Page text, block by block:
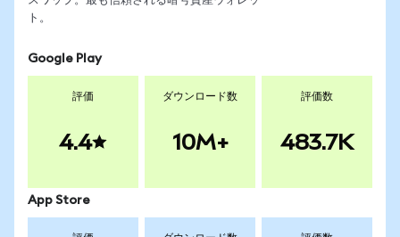
ト。
Google Play
評価
4.4
ダウンロード数
10M+
評価数
483.7K
App Store